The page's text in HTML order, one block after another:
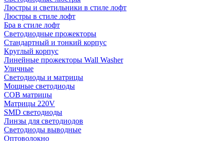
Люстры и светильники в стиле лофт
Люстры в стиле лофт
Бра в стиле лофт
Светодиодные прожекторы
Стандартный и тонкий корпус
Круглый корпус
Линейные прожекторы Wall Washer
Уличные
Светодиоды и матрицы
Мощные светодиоды
COB матрицы
Матрицы 220V
SMD светодиоды
Линзы для светодиодов
Светодиоды выводные
Оптоволокно